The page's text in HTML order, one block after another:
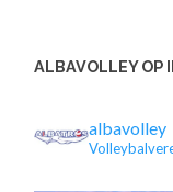
ALBAVOLLEY OP
albavolley